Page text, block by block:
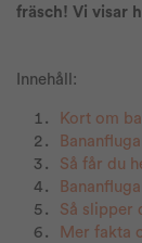
fräsch! Vi visar
Innehåll:
Kort om
Så får du
Så slipper
Mer fakta